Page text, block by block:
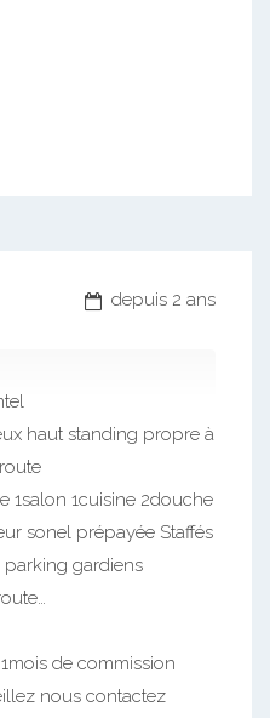
depuis 2 ans
haut standing propre à
1salon 1cuisine 2douche
sonel prépayée Staffés
parking gardiens
de commission
nous contactez